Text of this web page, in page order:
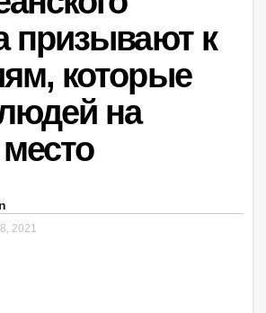
призывают к
которые
на
2021